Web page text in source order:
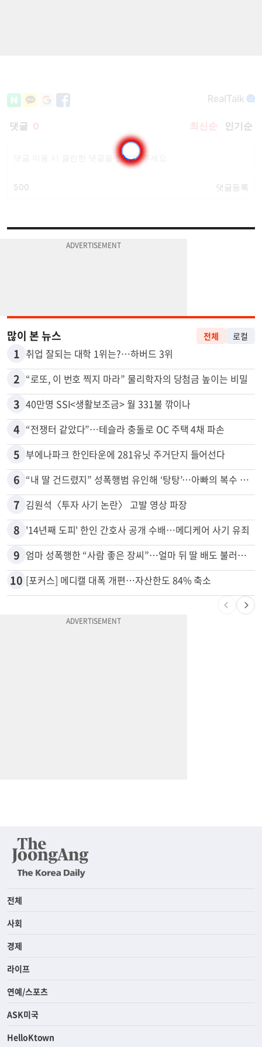
1 취업 잘되는 대학 1위는?…하버드 3위
2 “로또, 이 번호 찍지 마라” 물리학자의 당첨금 높이는 비밀
3 40만명 SSI<생활보조금> 월 331불 깎이나
4 “전쟁터 같았다”…테슬라 충돌로 OC 주택 4채 파손
5 부에나파크 한인타운에 281유닛 주거단지 들어선다
6
7 김원석〈투자 사기 논란〉 고발 영상 파장
8 '14년째 도피' 한인 간호사 공개 수배…메디케어 사기 유죄
9
전체
사회
경제
라이프
연예/스포츠
ASK미국